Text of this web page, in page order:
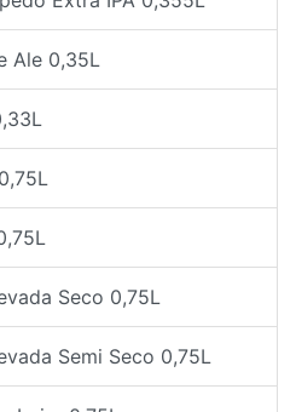
Ale 0,35L
Seco 0,75L
Semi Seco 0,75L